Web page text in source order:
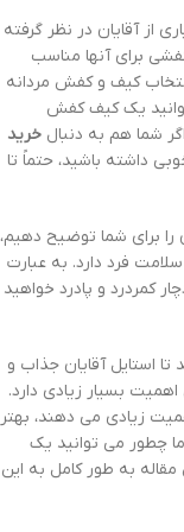
آقایان در نظر گرفته
برای آنها مناسب
کیف و کفش مردانه
یک کیف کفش
شما هم به دنبال خرید
داشته باشید، حتماً تا
را برای شما توضیح دهیم،
فرد دارد. به عبارت
کمردرد و پادرد خواهید
استایل آقایان جذاب و
بسیار زیادی دارد.
زیادی می دهند، بهتر
چطور می توانید یک
به طور کامل به این